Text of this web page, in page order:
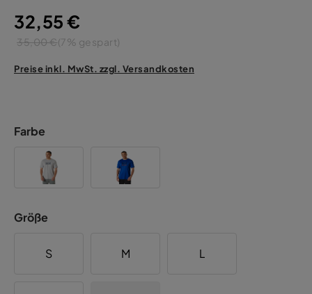
32,55 €
35,00 €(7% gespart)
Preise inkl. MwSt. zzgl. Versandkosten
Farbe
Größe
S M L